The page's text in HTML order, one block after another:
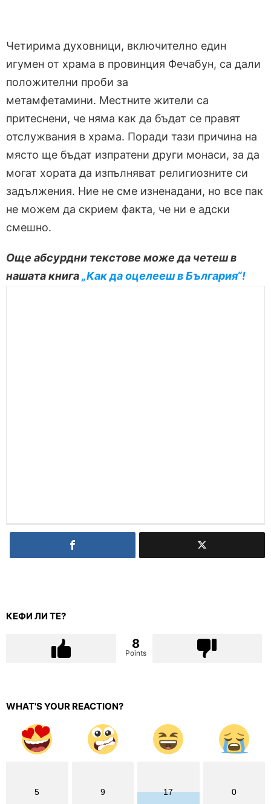
Четирима духовници, включително един
игумен от храма в провинция Фечабун, са дали
положителни проби за
метамфетамини. Местните жители са
притеснени, че няма как да бъдат се правят
отслужвания в храма. Поради тази причина на
място ще бъдат изпратени други монаси, за да
могат хората да изпълняват религиозните си
задължения. Ние не сме изненадани, но все пак
не можем да скрием факта, че ни е адски
смешно.
Още абсурдни текстове може да четеш в
нашата книга„Как да оцелееш в България“!
КЕФИ ЛИ ТЕ?
8
Points
WHAT'S YOUR REACTION?
5 9 17 0